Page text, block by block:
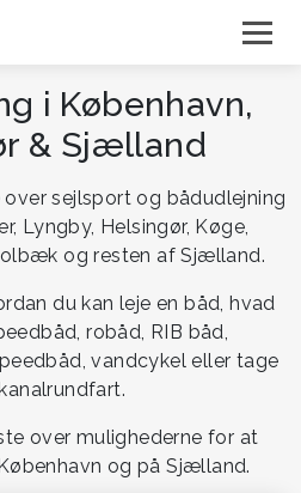
i København,
& Sjælland
sejlsport og bådudlejning
Lyngby, Helsingør, Køge,
og resten af Sjælland.
du kan leje en båd, hvad
robåd, RIB båd,
vandcykel eller tage
over mulighederne for at
og på Sjælland.